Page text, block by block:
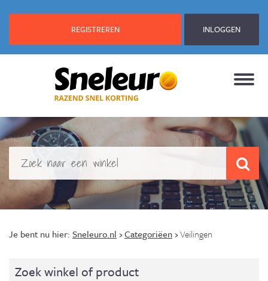
REGISTREREN INLOGGEN
Je bent nu hier: Sneleuro.nl ›Categoriëen›Veilingen
Zoek winkel of product